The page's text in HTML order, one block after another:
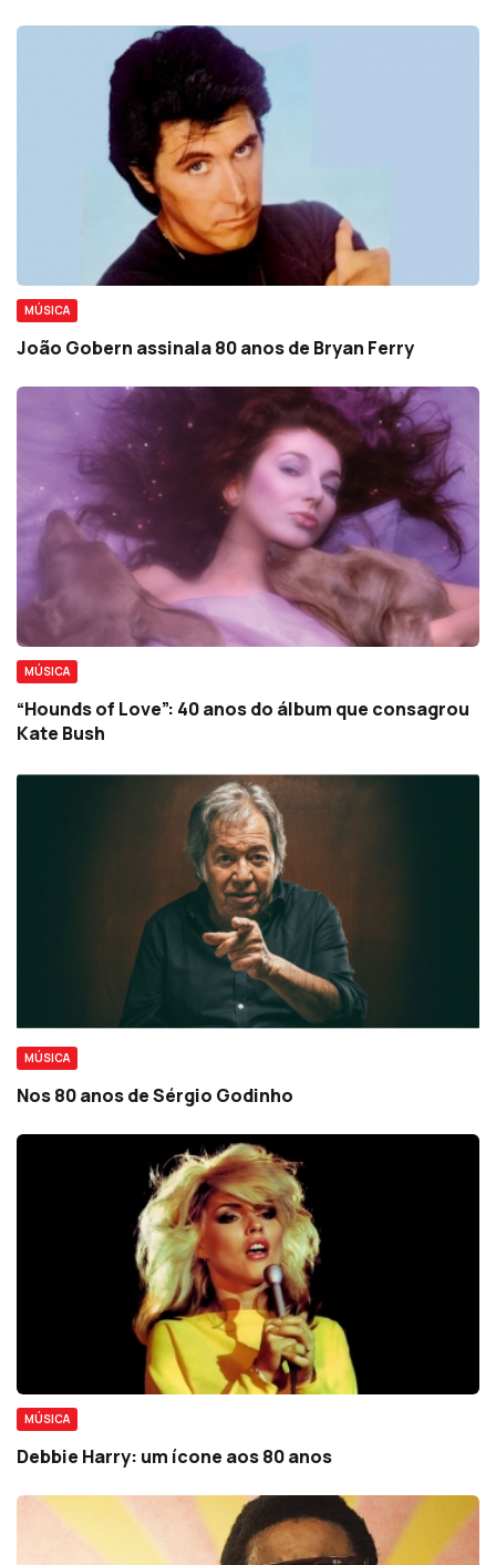
MÚSICA
João Gobern assinala 80 anos de Bryan Ferry
MÚSICA
“Hounds of Love”: 40 anos do álbum que consagrou
Kate Bush
MÚSICA
Nos 80 anos de Sérgio Godinho
MÚSICA
Debbie Harry: um ícone aos 80 anos